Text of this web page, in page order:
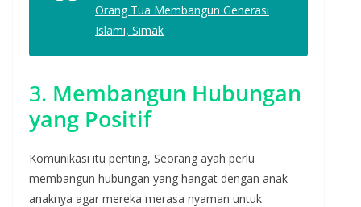
Orang Tua Membangun Generasi
Islami, Simak
3. Membangun Hubungan
yang Positif
Komunikasi itu penting, Seorang ayah perlu
membangun hubungan yang hangat dengan anak-
anaknya agar mereka merasa nyaman untuk